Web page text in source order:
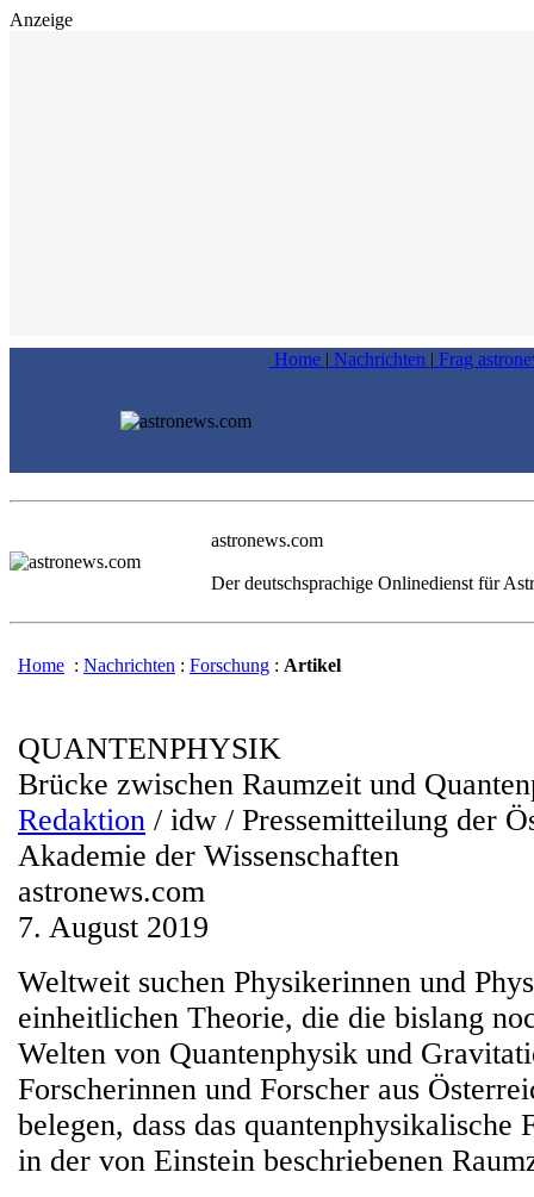
Anzeige
Home | Nachrichten | Frag
astronews.com
Der deutschsprachige Onlinedienst für
Home : Nachrichten : Forschung : Artikel
QUANTENPHYSIK
Brücke zwischen Raumzeit und
Redaktion / idw / Pressemitteilung der
Akademie der Wissenschaften
astronews.com
7. August 2019
Weltweit suchen Physikerinnen und
einheitlichen Theorie, die die bislang
Welten von Quantenphysik und
Forscherinnen und Forscher aus
belegen, dass das quantenphysikalische
in der von Einstein beschriebenen